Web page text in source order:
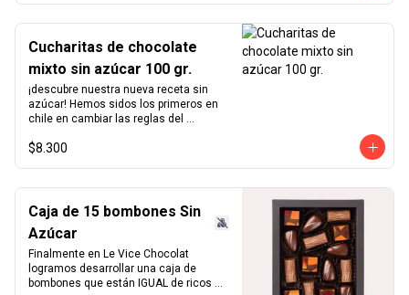
porcentaje de cacao de 36% a  41%
para nuestra receta de chocolate de
chocolate negro.  Disfruta sin culpas
estas hermosas  cucharitas de
chocolate  macizo sin azúcar perfectas
para el café o para preparar chocolate
incluye chocolate blanco   ¿sabías qué?
de leche.
Cucharitas de chocolate
mixto sin azúcar 100 gr.
¡descubre nuestra nueva receta sin
azúcar! Hemos sidos los primeros en
chile en cambiar las reglas del
nuestra receta para lograr un chocolate
porcentaje de cacao de 36% a  41%
para nuestra receta de chocolate de
leche y de 55% a  64%  para la de
chocolate negro.  Disfruta sin culpas
estas hermosas  cucharitas de
chocolate  macizo sin azúcar perfectas
para el café o para preparar chocolate
$8.300
Caja de 15 bombones Sin
Azúcar
Finalmente en Le Vice Chocolat
logramos desarrollar una caja de
bombones que están IGUAL de ricos